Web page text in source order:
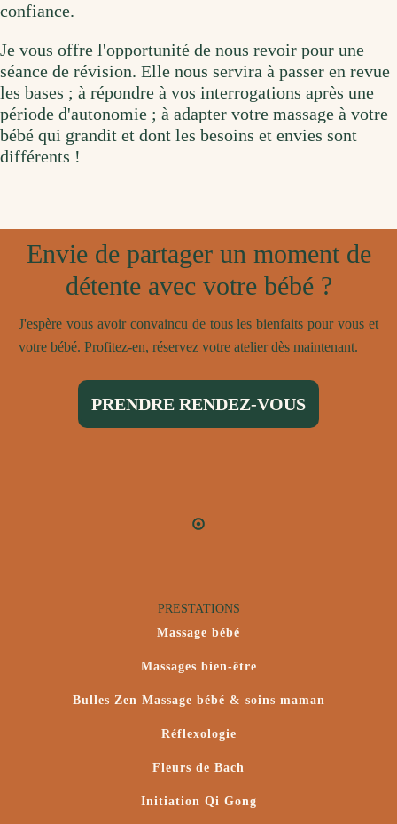
confiance.
Je vous offre l'opportunité de nous revoir pour une
séance de révision. Elle nous servira à passer en revue
les bases ; à répondre à vos interrogations après une
période d'autonomie ; à adapter votre massage à votre
bébé qui grandit et dont les besoins et envies sont
différents !
Envie de partager un moment de
détente avec votre bébé ?
J'espère vous avoir convaincu de tous les bienfaits pour vous et
votre bébé. Profitez-en, réservez votre atelier dès maintenant.
PRENDRE RENDEZ-VOUS
PRESTATIONS
Massage bébé
Massages bien-être
Bulles Zen Massage bébé & soins maman
Réflexologie
Fleurs de Bach
Initiation Qi Gong